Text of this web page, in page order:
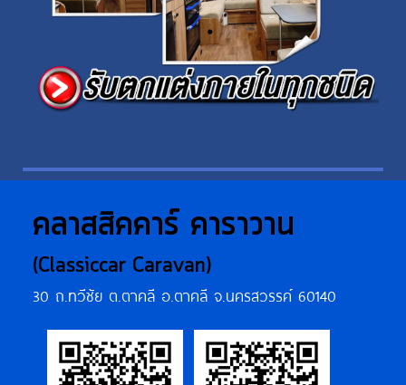
คลาสสิคคาร์ คาราวาน
(Classiccar Caravan)
30 ถ.ทวีชัย ต.ตาคลี อ.ตาคลี จ.นครสวรรค์ 60140